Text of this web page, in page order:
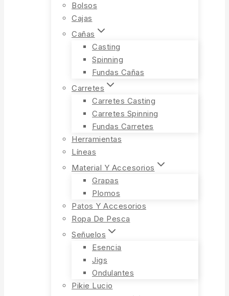
Bolsos
Cajas
Cañas
Casting
Spinning
Fundas Cañas
Carretes
Carretes Casting
Carretes Spinning
Fundas Carretes
Herramientas
Líneas
Material Y Accesorios
Grapas
Plomos
Patos Y Accesorios
Ropa De Pesca
Señuelos
Esencia
Jigs
Ondulantes
Pikie Lucio